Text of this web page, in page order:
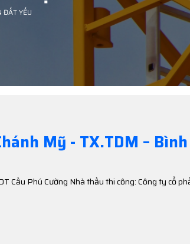
ĐẤT YẾU
Mỹ - TX.TDM –
Cầu Phú Cường Nhà thầu thi công: Công ty cổ